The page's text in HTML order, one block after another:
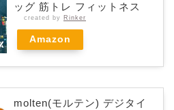
ッグ 筋トレ フィットネス
created by Rinker
Amazon
molten(モルテン) デジタイ